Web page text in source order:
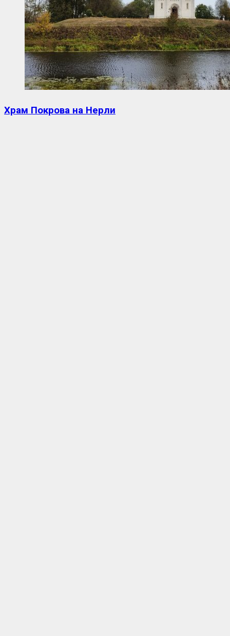
Храм Покрова на Нерли